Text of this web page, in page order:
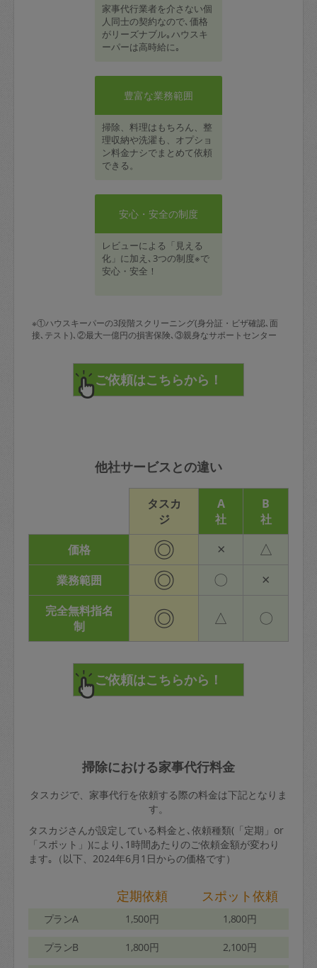
家事代行業者を介さない個
人同士の契約なので､価格
がリーズナブル｡ハウスキ
ーパーは高時給に｡
豊富な業務範囲
掃除、料理はもちろん、整
理収納や洗濯も、オプショ
ン料金ナシでまとめて依頼
できる。
安心・安全の制度
レビューによる「見える
化」に加え､3つの制度※で
安心・安全！
※①ハウスキーパーの3段階スクリーニング(身分証・ビザ確認､面
接､テスト)､②最大一億円の損害保険､③親身なサポートセンター
他社サービスとの違い
タスカ
ジ
A
社
B
社
価格
◎ × △
業務範囲 ◎ 〇 ×
完全無料指名
制
◎ △ 〇
掃除における家事代行料金
タスカジで、家事代行を依頼する際の料金は下記となりま
す。
タスカジさんが設定している料金と､依頼種類(「定期」or
「スポット」)により､1時間あたりのご依頼金額が変わり
ます｡（以下、2024年6月1日からの価格です）
定期依頼 スポット依頼
プランA 1,500円 1,800円
プランB 1,800円 2,100円